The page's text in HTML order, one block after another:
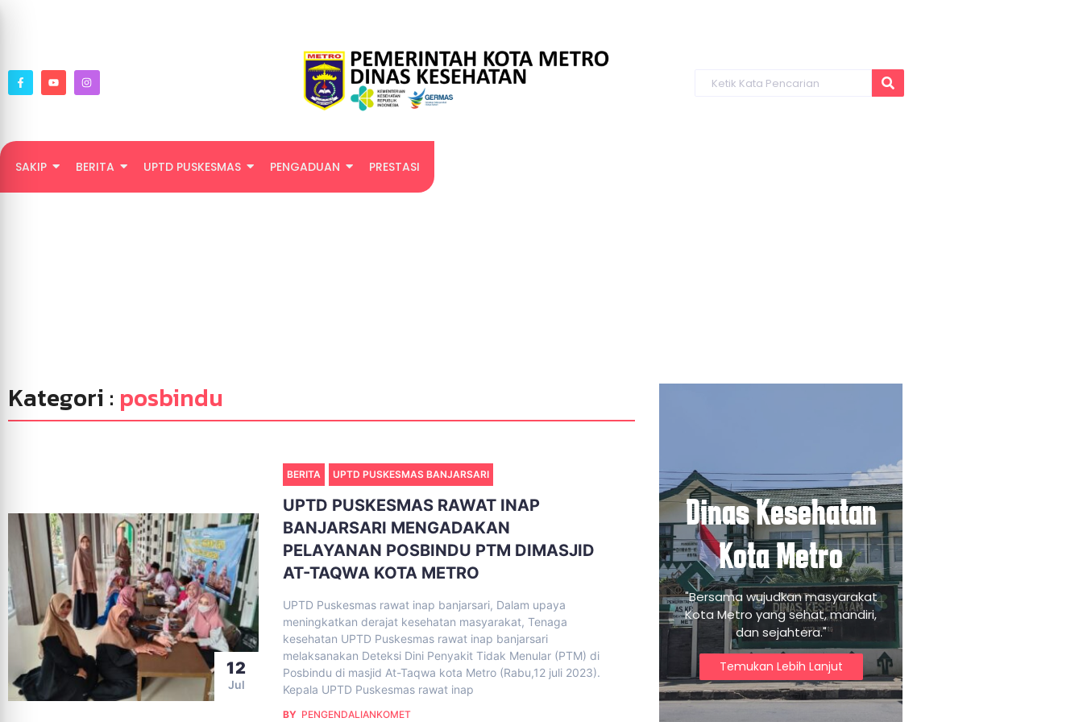
SAKIP BERITA UPTD PUSKESMAS PENGADUAN PRESTASI
Kategori : posbindu
12
Jul
BERITA UPTD PUSKESMAS BANJARSARI
UPTD PUSKESMAS RAWAT INAP
BANJARSARI MENGADAKAN
PELAYANAN POSBINDU PTM DIMASJID
AT-TAQWA KOTA METRO
UPTD Puskesmas rawat inap banjarsari, Dalam upaya
meningkatkan derajat kesehatan masyarakat, Tenaga
kesehatan UPTD Puskesmas rawat inap banjarsari
melaksanakan Deteksi Dini Penyakit Tidak Menular (PTM) di
Posbindu di masjid At-Taqwa kota Metro (Rabu,12 juli 2023).
Kepala UPTD Puskesmas rawat inap
BY PENGENDALIANKOMET
Dinas Kesehatan
Kota Metro
"Bersama wujudkan masyarakat
Kota Metro yang sehat, mandiri,
dan sejahtera."
Temukan Lebih Lanjut